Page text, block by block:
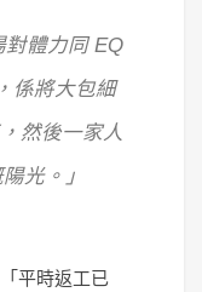
對體力同 EQ
係將大包細
然後一家人
光。」
平時返工已